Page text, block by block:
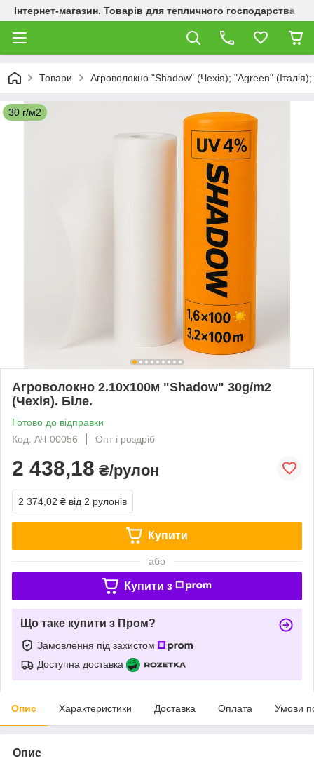
Інтернет-магазин. Товарів для тепличного господарства
Товари Агроволокно "Shadow" (Чехія); "Agreen"
30 г/м2
Агроволокно 2.10х100м "Shadow" 30g/m2
(Чехія). Біле.
Готово до відправки
Код: АЧ-00056
Опт і роздріб
2 438,18 ₴/рулон
2 374,02 ₴ від 2 рулонів
Купити
або
Купити з
Що таке купити з Пром?
Замовлення під захистом
Доступна доставка
Опис Характеристики Доставка Оплата Умови
Опис